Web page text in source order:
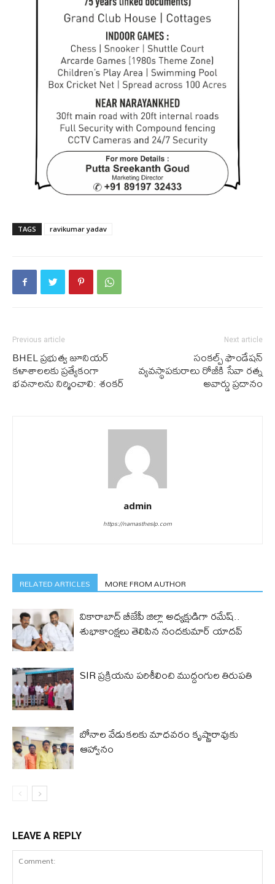
TAGS ravikumar yadav
Previous article
BHEL ప్రభుత్వ జూనియర్
కళాశాలల‌కు ప్ర‌త్యేకంగా
భ‌వ‌నాల‌ను నిర్మించాలి: శంకర్
Next article
సంక‌ల్ప్ ఫౌండేష‌న్
వ్య‌వ‌స్థాప‌కురాలు రోజీకి సేవా ర‌త్న
అవార్డు ప్ర‌దానం
admin
https://namastheslp.com
RELATED ARTICLES MORE FROM AUTHOR
వికారాబాద్ బీజేపీ జిల్లా అధ్యక్షుడిగా రమేష్‌..
శుభాకాంక్షలు తెలిపిన నందకుమార్ యాదవ్
SIR ప్రక్రియను పరిశీలించి ముద్దంగుల తిరుపతి
బోనాల వేడుకలకు మాధవరం కృష్ణారావుకు
ఆహ్వానం
LEAVE A REPLY